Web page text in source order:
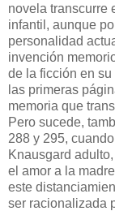
novela transcurre
infantil, aunque
personalidad
invención
de la ficción en
las primeras
memoria que
Pero sucede,
288 y 295,
Knausgard
el amor a la
este
ser racionalizada